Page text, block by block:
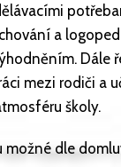
a
Dále
mezi rodiči a
školy.
možné dle